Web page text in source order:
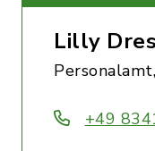
Lilly
+49